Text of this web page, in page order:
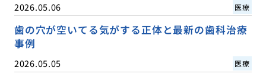
2026.05.06 医療
歯の穴が空いてる気がする正体と最新の歯科治療
事例
2026.05.05 医療